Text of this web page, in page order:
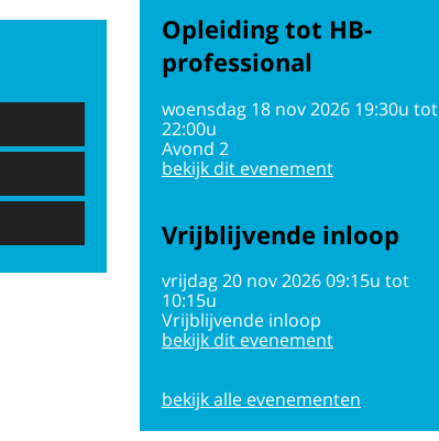
Opleiding tot HB-
professional
woensdag 18 nov 2026 19:30u tot
22:00u
Avond 2
bekijk dit evenement
Vrijblijvende inloop
vrijdag 20 nov 2026 09:15u tot
10:15u
Vrijblijvende inloop
bekijk dit evenement
bekijk alle evenementen